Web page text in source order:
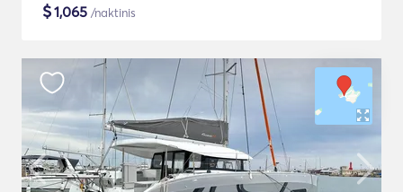
$1,065 /naktinis